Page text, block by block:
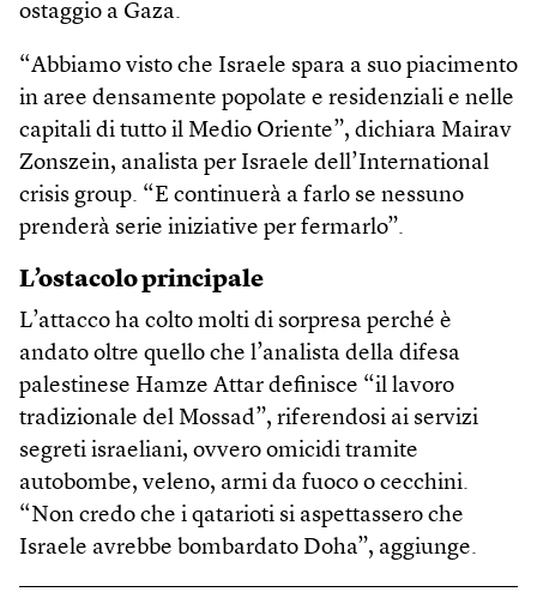
ostaggio a Gaza.
“Abbiamo visto che Israele spara a suo piacimento
in aree densamente popolate e residenziali e nelle
capitali di tutto il Medio Oriente”, dichiara Mairav
Zonszein, analista per Israele dell’International
crisis group. “E continuerà a farlo se nessuno
prenderà serie iniziative per fermarlo”.
L’ostacolo principale
L’attacco ha colto molti di sorpresa perché è
andato oltre quello che l’analista della difesa
palestinese Hamze Attar definisce “il lavoro
tradizionale del Mossad”, riferendosi ai servizi
segreti israeliani, ovvero omicidi tramite
autobombe, veleno, armi da fuoco o cecchini.
“Non credo che i qatarioti si aspettassero che
Israele avrebbe bombardato Doha”, aggiunge.